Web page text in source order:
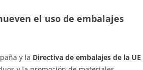
el uso de embalajes
y la Directiva de embalajes de la UE